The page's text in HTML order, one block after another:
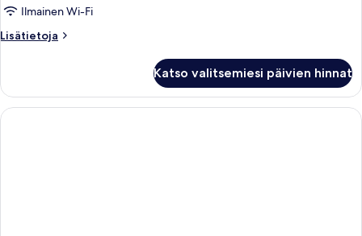
Ilmainen Wi-Fi
Lisätietoja
Lisätietoja
Katso valitsemiesi päivien hinnat